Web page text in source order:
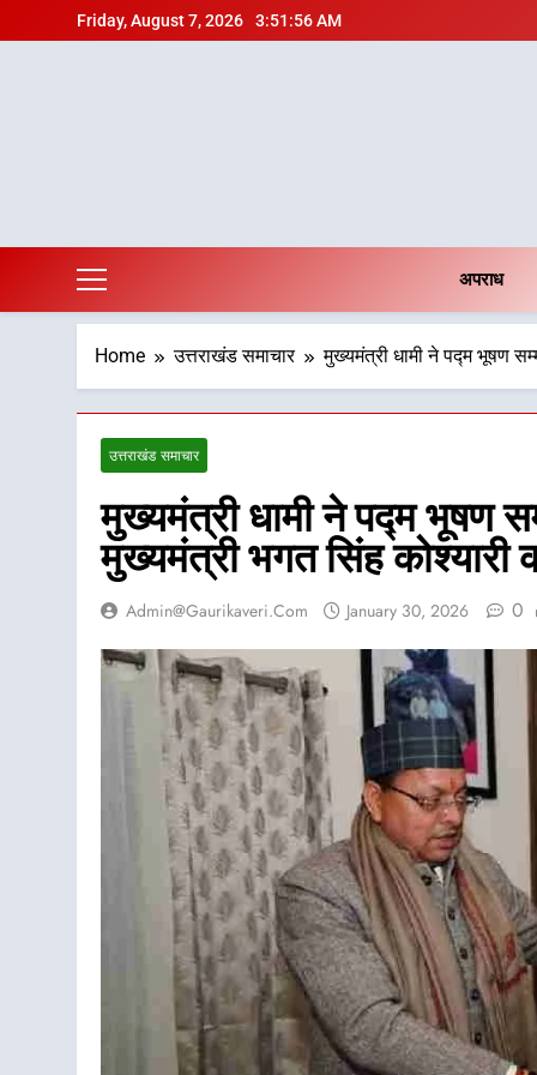
to
Friday, August 7, 2026 3:51:57 AM
अपराध
Home उत्तराखंड समाचार मुख्यमंत्री धामी ने पद्म भूषण
उत्तराखंड समाचार
मुख्यमंत्री धामी ने पद्म भूषण
मुख्यमंत्री भगत सिंह
Admin@gaurikaveri.com January 30, 2026 0